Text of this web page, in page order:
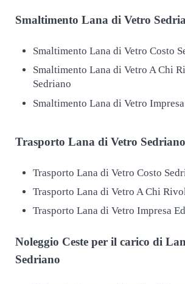
Smaltimento Lana di Vetro
Smaltimento Lana di Vetro Costo
Smaltimento Lana di Vetro A Chi
Sedriano
Smaltimento Lana di Vetro
Trasporto Lana di Vetro Sedriano
Trasporto Lana di Vetro Costo
Trasporto Lana di Vetro A Chi
Trasporto Lana di Vetro Impresa
Noleggio Ceste per il carico di
Sedriano